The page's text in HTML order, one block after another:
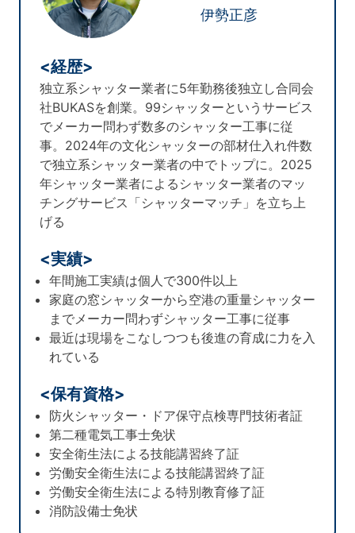
伊勢正彦
<経歴>
独立系シャッター業者に5年勤務後独立し合同会
社BUKASを創業。99シャッターというサービス
でメーカー問わず数多のシャッター工事に従
事。2024年の文化シャッターの部材仕入れ件数
で独立系シャッター業者の中でトップに。2025
年シャッター業者によるシャッター業者のマッ
チングサービス「シャッターマッチ」を立ち上
げる
<実績>
年間施工実績は個人で300件以上
家庭の窓シャッターから空港の重量シャッター
までメーカー問わずシャッター工事に従事
最近は現場をこなしつつも後進の育成に力を入
れている
<保有資格>
防火シャッター・ドア保守点検専門技術者証
第二種電気工事士免状
安全衛生法による技能講習終了証
労働安全衛生法による技能講習終了証
労働安全衛生法による特別教育修了証
消防設備士免状